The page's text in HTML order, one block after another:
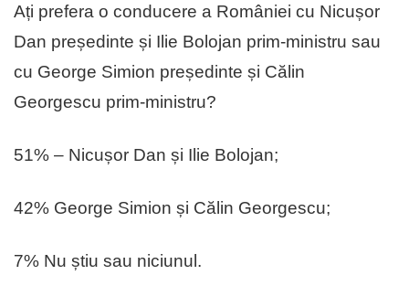
Ați prefera o conducere a României cu Nicușor
Dan președinte și Ilie Bolojan prim-ministru sau
cu George Simion președinte și Călin
Georgescu prim-ministru?
51% – Nicușor Dan și Ilie Bolojan;
42% George Simion și Călin Georgescu;
7% Nu știu sau niciunul.